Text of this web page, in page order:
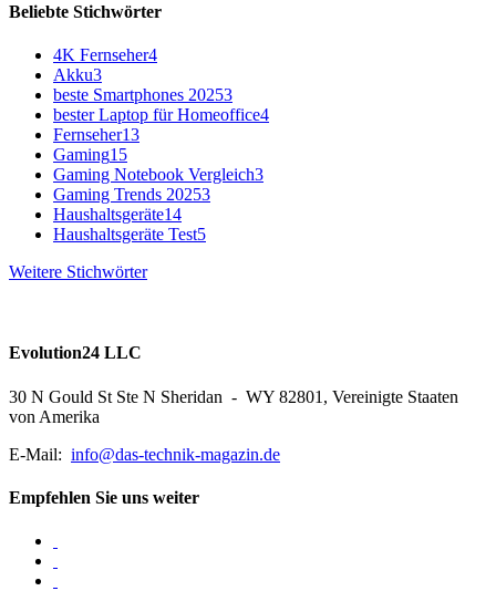
Beliebte Stichwörter
4K Fernseher4
Akku3
beste Smartphones 20253
bester Laptop für Homeoffice4
Fernseher13
Gaming15
Gaming Notebook Vergleich3
Gaming Trends 20253
Haushaltsgeräte14
Haushaltsgeräte Test5
Weitere Stichwörter
Evolution24 LLC
30 N Gould St Ste N Sheridan - WY 82801, Vereinigte Staaten
von Amerika
E-Mail: info@das-technik-magazin.de
Empfehlen Sie uns weiter